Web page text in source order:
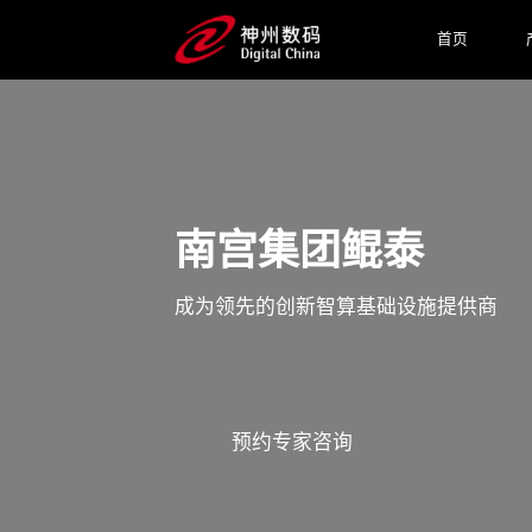
首页
南宫集团鲲泰
成为领先的创新智算基础设施提供商
预约专家咨询